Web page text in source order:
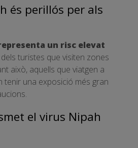
és perillós per als
un risc elevat
dels turistes que visiten zones
això, aquells que viatgen a
tenir una exposició més gran
el virus Nipah